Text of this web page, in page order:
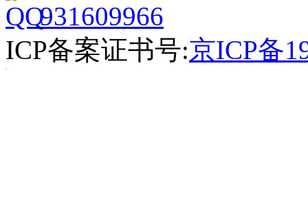
931609966
ICP备案证书号:京ICP备